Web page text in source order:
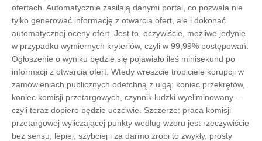
ofertach. Automatycznie zasilają danymi portal, co pozwala nie
tylko generować informację z otwarcia ofert, ale i dokonać
automatycznej oceny ofert. Jest to, oczywiście, możliwe jedynie
w przypadku wymiernych kryteriów, czyli w 99,99% postępowań.
Ogłoszenie o wyniku będzie się pojawiało ileś minisekund po
informacji z otwarcia ofert. Wtedy wreszcie tropiciele korupcji w
zamówieniach publicznych odetchną z ulgą: koniec przekrętów,
koniec komisji przetargowych, czynnik ludzki wyeliminowany –
czyli teraz dopiero będzie uczciwie. Szczerze: praca komisji
przetargowej wyliczającej punkty według wzoru jest rzeczywiście
bez sensu, lepiej, szybciej i za darmo zrobi to zwykły, prosty